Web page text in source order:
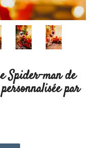
Spider-man de
par